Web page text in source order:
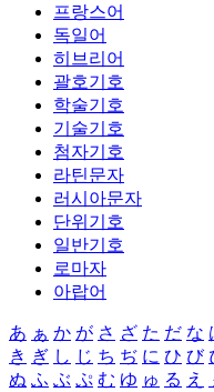
프랑스어
독일어
히브리어
괄호기호
학술기호
기술기호
첨자기호
라틴문자
러시아문자
단위기호
일반기호
로마자
아랍어
あ ぁ か が さ ざ た だ な
き ぎ し じ ち ぢ に ひ び
ぬ ふ ぶ ぷ む ゆ ゅ る え